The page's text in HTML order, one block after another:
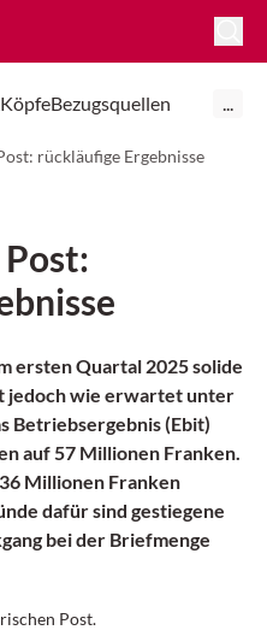
KöpfeBezugsquellen ...
rückläufige Ergebnisse
ersten Quartal 2025 solide
jedoch wie erwartet unter
Betriebsergebnis (Ebit)
auf 57 Millionen Franken.
Millionen Franken
dafür sind gestiegene
bei der Briefmenge
Post.